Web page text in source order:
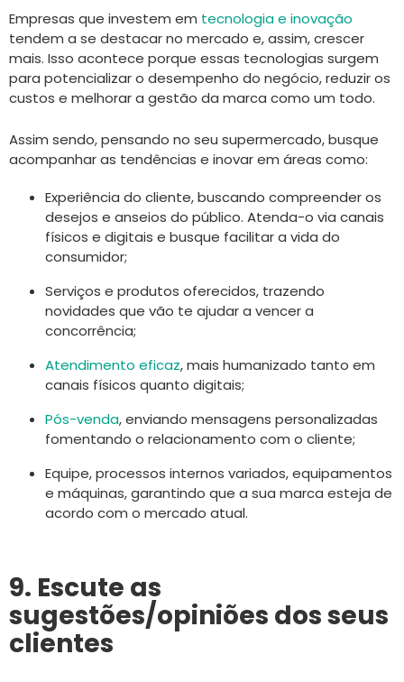
Empresas que investem em tecnologia e inovação
tendem a se destacar no mercado e, assim, crescer
mais. Isso acontece porque essas tecnologias surgem
para potencializar o desempenho do negócio, reduzir os
custos e melhorar a gestão da marca como um todo.
Assim sendo, pensando no seu supermercado, busque
acompanhar as tendências e inovar em áreas como:
Experiência do cliente, buscando compreender os
desejos e anseios do público. Atenda-o via canais
físicos e digitais e busque facilitar a vida do
consumidor;
Serviços e produtos oferecidos, trazendo
novidades que vão te ajudar a vencer a
concorrência;
Atendimento eficaz, mais humanizado tanto em
canais físicos quanto digitais;
Pós-venda, enviando mensagens personalizadas
fomentando o relacionamento com o cliente;
Equipe, processos internos variados, equipamentos
e máquinas, garantindo que a sua marca esteja de
acordo com o mercado atual.
9. Escute as
sugestões/opiniões dos seus
clientes